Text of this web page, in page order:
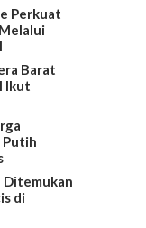
Perkuat
Barat
Ikut
Putih
Ditemukan
di